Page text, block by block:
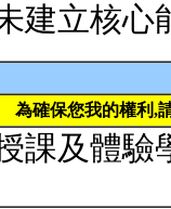
建立核心
為確保您我的權利,
課及體驗